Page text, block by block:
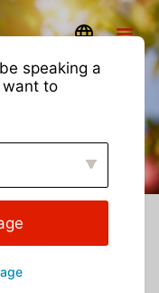
di avervi
Hectre,
speaking a
want to